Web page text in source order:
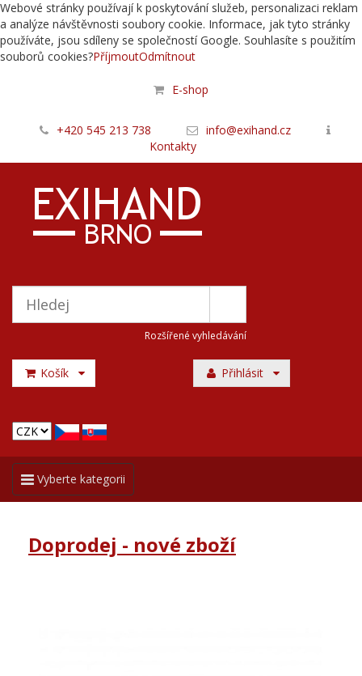
Webové stránky používají k poskytování služeb, personalizaci reklam
a analýze návštěvnosti soubory cookie. Informace, jak tyto stránky
používáte, jsou sdíleny se společností Google. Souhlasíte s použitím
souborů cookies?PříjmoutOdmítnout
E-shop
+420 545 213 738
info@exihand.cz
Kontakty
Rozšířené vyhledávání
Košík Přihlásit
Toggle
navigation
Vyberte kategorii
Doprodej - nové zboží